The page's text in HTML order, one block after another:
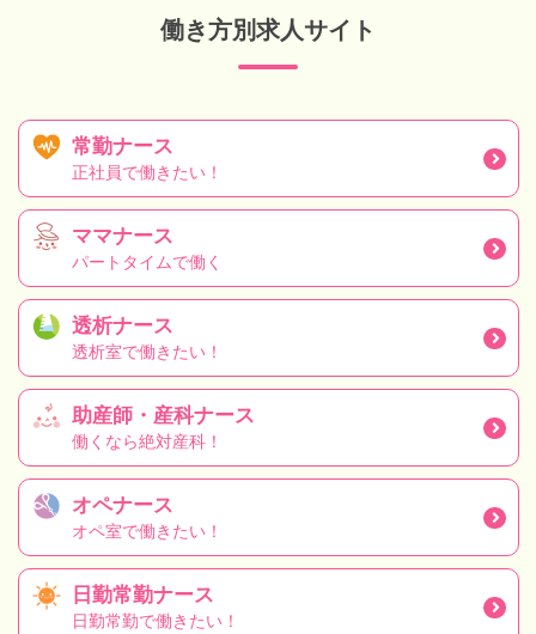
働き方別求人サイト
常勤ナース
正社員で働きたい！
ママナース
パートタイムで働く
透析ナース
透析室で働きたい！
助産師・産科ナース
働くなら絶対産科！
オペナース
オペ室で働きたい！
日勤常勤ナース
日勤常勤で働きたい！